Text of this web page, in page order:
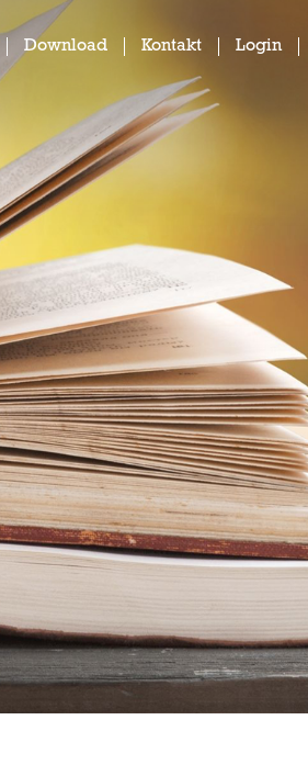
Download Kontakt Login